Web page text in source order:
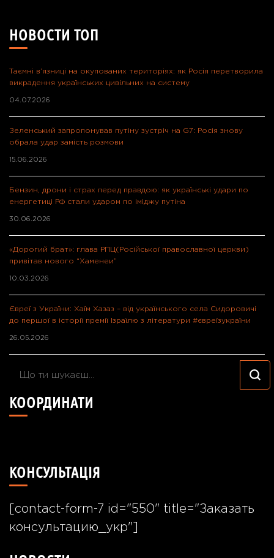
НОВОСТИ ТОП
Таємні в’язниці на окупованих територіях: як Росія перетворила
викрадення українських цивільних на систему
04.07.2026
Зеленський запропонував путіну зустріч на G7: Росія знову
обрала удар замість розмови
15.06.2026
Бензин, дрони і страх перед правдою: як українські удари по
енергетиці РФ стали ударом по іміджу путіна
30.06.2026
«Дорогий брат»: глава РПЦ(Російської православної церкви)
привітав нового “Хаменеи”
10.03.2026
Євреї з України: Хаїм Хазаз – від українського села Сидоровичі
до першої в історії премії Ізраїлю з літератури #євреїзукраїни
26.05.2026
Шукаєте
КООРДИНАТИ
КОНСУЛЬТАЦІЯ
[contact-form-7 id="550" title="Заказать
консультацию_укр"]